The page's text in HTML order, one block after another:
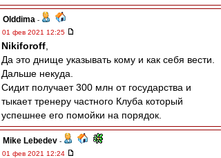
Olddima -
01 фев 2021 12:25
Nikiforoff
Да это днище указывать кому и как себя вести.
Дальше некуда.
Сидит получает 300 млн от государства и
тыкает тренеру частного Клуба который
успешнее его помойки на порядок.
Mike Lebedev -
01 фев 2021 12:24